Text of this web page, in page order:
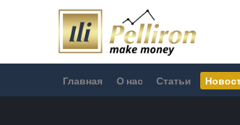
Главная О нас Статьи